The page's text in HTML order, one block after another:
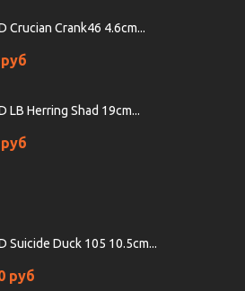
Crucian Crank46 4.6cm...
LB Herring Shad 19cm...
Suicide Duck 105 10.5cm...
руб